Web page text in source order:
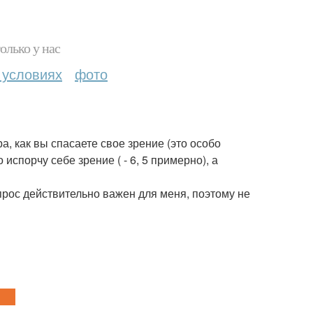
у нас
фото
как вы спасаете свое зрение (это особо
себе зрение ( - 6, 5 примерно), а
действительно важен для меня, поэтому не